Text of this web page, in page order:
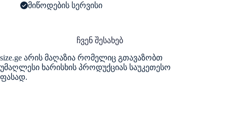
მიწოდების სერვისი
ჩვენ შესახებ
size.ge არის მაღაზია რომელიც გთავაზობთ
უმაღლესი ხარისხის პროდუქციას საუკეთესო
ფასად.